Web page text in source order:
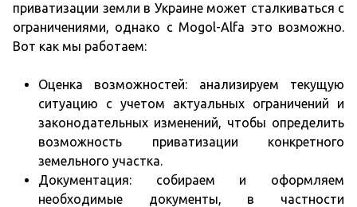
приватизации земли в Украине может сталкиваться с
ограничениями, однако с Mogol-Alfa это возможно.
Вот как мы работаем:
Оценка возможностей: анализируем текущую
ситуацию с учетом актуальных ограничений и
законодательных изменений, чтобы определить
возможность приватизации конкретного
земельного участка.
Документация: собираем и оформляем
необходимые документы, в частности